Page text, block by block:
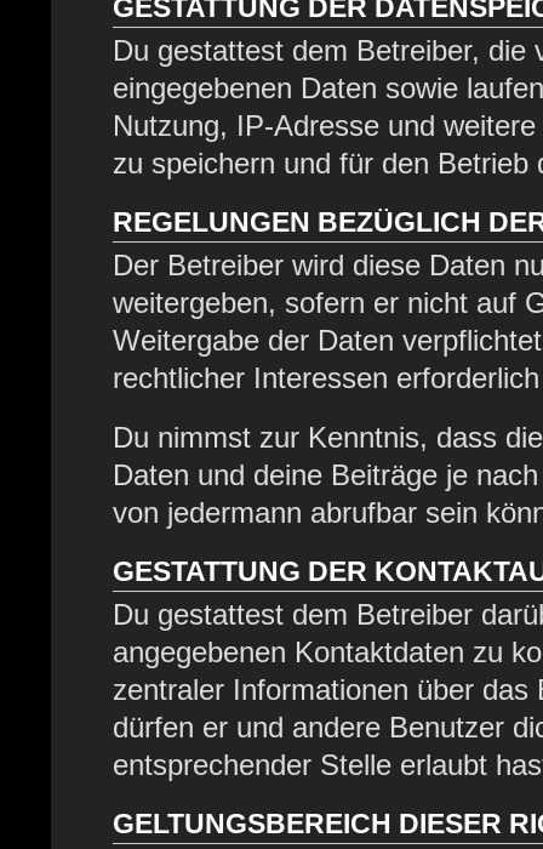
GESTATTUNG DER
Du gestattest dem Betreiber, die
eingegebenen Daten sowie
Nutzung, IP-Adresse und
zu speichern und für den Betrieb
REGELUNGEN BEZÜGLICH
Der Betreiber wird diese Daten
weitergeben, sofern er nicht auf
Weitergabe der Daten
rechtlicher Interessen
Du nimmst zur Kenntnis, dass
Daten und deine Beiträge je
von jedermann abrufbar sein
GESTATTUNG DER
Du gestattest dem Betreiber
angegebenen Kontaktdaten zu
zentraler Informationen über
dürfen er und andere Benutzer
entsprechender Stelle erlaubt
GELTUNGSBEREICH DIESER